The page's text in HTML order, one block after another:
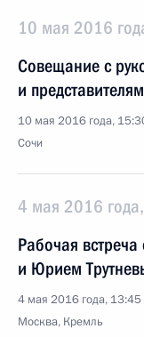
10 мая 2016
Совещание с
и
10 мая 2016 года,
Сочи
4 мая 2016
Рабочая
и Юрием
4 мая 2016 года, 13:45
Москва, Кремль